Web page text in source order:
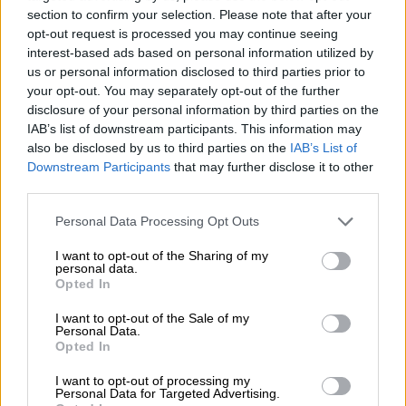
section to confirm your selection. Please note that after your
opt-out request is processed you may continue seeing
interest-based ads based on personal information utilized by
us or personal information disclosed to third parties prior to
your opt-out. You may separately opt-out of the further
disclosure of your personal information by third parties on the
IAB’s list of downstream participants. This information may
also be disclosed by us to third parties on the IAB’s List of
Downstream Participants that may further disclose it to other
Personal Data Processing Opt Outs
I want to opt-out of the Sharing of my
personal data.
Opted In
I want to opt-out of the Sale of my
Personal Data.
Opted In
I want to opt-out of processing my
Personal Data for Targeted Advertising.
deportivas
En el caso de loschiringuitos de playa
deberán seguir estrictamente los protocolos
establecidos para el sector de la hostelería.
Se deberán ventilar, limpiar y desinfectar los
espacios que sean cerrados como lospuestos
de la Cruz Roja de salvamento marítimo, los
vestuarios y los servicios.
instalaciones deportivas y parques de
columpios infantiles, se tendrán quelimpiar y
desinfectar a diario en la previa apertura de
instalaciones hasta que se abra la zona de
baño.
limpieza y desinfección de las instalaciones
mobiliarias.Con estas medidas también
cuentan los
es garantizar la seguridad en las playas, y se
adelantaron a que Sanidad publicara sus